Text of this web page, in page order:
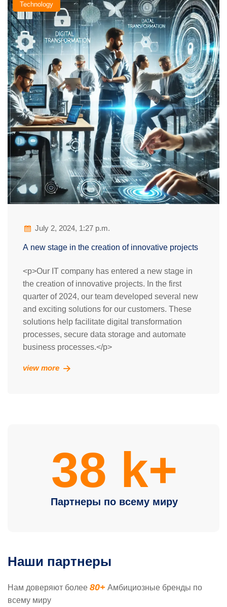
Technology
July 2, 2024, 1:27 p.m.
A new stage in the creation of innovative projects
<p>Our IT company has entered a new stage in
the creation of innovative projects. In the first
quarter of 2024, our team developed several new
and exciting solutions for our customers. These
solutions help facilitate digital transformation
processes, secure data storage and automate
business processes.</p>
view more
38 k+
Партнеры по всему миру
Наши партнеры
Нам доверяют более 80+ Амбициозные бренды по
всему миру